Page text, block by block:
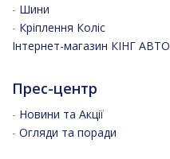
- Шини
- Кріплення Коліс
Інтернет-магазин КІНГ АВТО
Прес-центр
- Новини та Акції
- Огляди та поради